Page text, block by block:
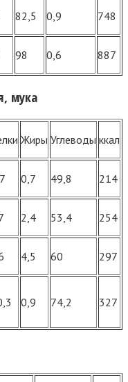
82,5 0,9 748
98 0,6 887
мука
Жиры Углеводы ккал
0,7 49,8 214
2,4 53,4 254
4,5 60 297
0,9 74,2 327